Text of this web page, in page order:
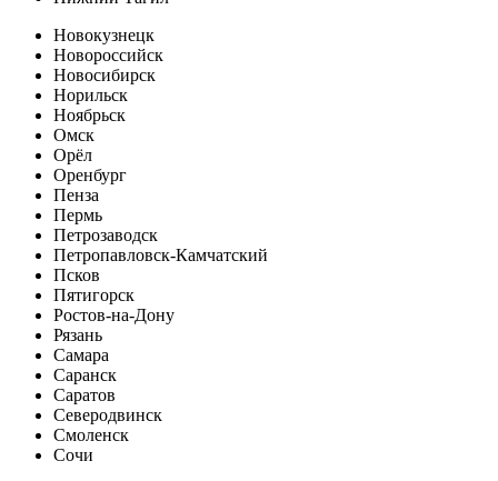
Новокузнецк
Новороссийск
Новосибирск
Норильск
Ноябрьск
Омск
Орёл
Оренбург
Пенза
Пермь
Петрозаводск
Петропавловск-Камчатский
Псков
Пятигорск
Ростов-на-Дону
Рязань
Самара
Саранск
Саратов
Северодвинск
Смоленск
Сочи